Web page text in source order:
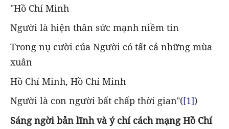
"Hồ Chí Minh
Người là hiện thân sức mạnh niềm tin
Trong nụ cười của Người có tất cả những mùa
xuân
Hồ Chí Minh, Hồ Chí Minh
Người là con người bất chấp thời gian"([1])
Sáng ngời bản lĩnh và ý chí cách mạng Hồ Chí